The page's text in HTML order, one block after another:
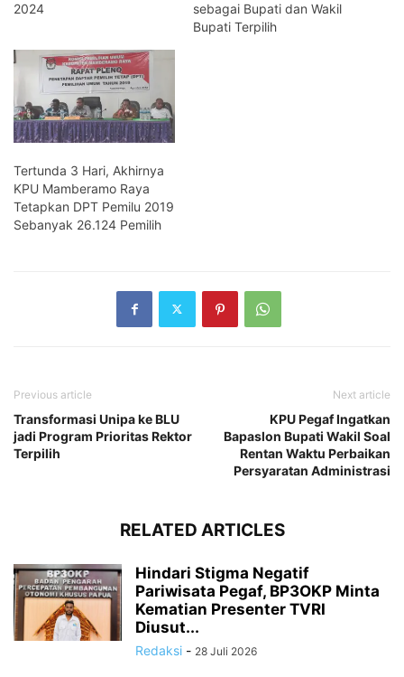
2024
sebagai Bupati dan Wakil
Bupati Terpilih
Tertunda 3 Hari, Akhirnya
KPU Mamberamo Raya
Tetapkan DPT Pemilu 2019
Sebanyak 26.124 Pemilih
Previous article
Transformasi Unipa ke BLU
jadi Program Prioritas Rektor
Terpilih
Next article
KPU Pegaf Ingatkan
Bapaslon Bupati Wakil Soal
Rentan Waktu Perbaikan
Persyaratan Administrasi
RELATED ARTICLES
Hindari Stigma Negatif
Pariwisata Pegaf, BP3OKP Minta
Kematian Presenter TVRI
Diusut...
Redaksi - 28 Juli 2026